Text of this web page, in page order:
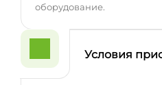
оборудование.
Условия